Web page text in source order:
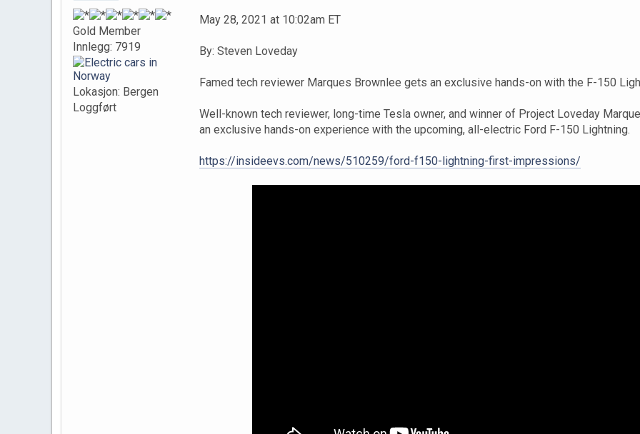
Gold Member
Innlegg: 7919
Lokasjon: Bergen
Loggført
May 28, 2021 at 10:02am ET
By: Steven Loveday
Famed tech reviewer Marques Brownlee gets an exclusive hands-on with the F-150
Well-known tech reviewer, long-time Tesla owner, and winner of Project Loveday
an exclusive hands-on experience with the upcoming, all-electric Ford F-150 Lightning.
https://insideevs.com/news/510259/ford-f150-lightning-first-impressions/